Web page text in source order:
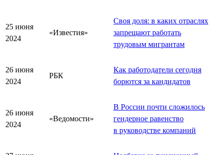
25 июня
2024
«Известия»
Своя доля: в каких отраслях
запрещают работать
трудовым мигрантам
26 июня
2024
РБК
Как работодатели сегодня
борются за кандидатов
26 июня
2024
«Ведомости»
В России почти сложилось
гендерное равенство
в руководстве компаний